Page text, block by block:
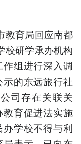
教育局回应南都
校研学承办机构
组进行深入调
的东远旅行社
司存在关联关
育促进法实施
学校不得与利